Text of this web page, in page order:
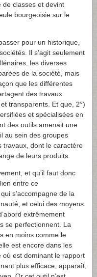
de classes et devint
bourgeoisie sur le
pour un historique,
Il s’agit seulement
les diverses
de la société, mais
que les différentes
des travaux
transparents. Et que, 2°)
et spécialisées en
des outils amenait une
au sein des groupes
travaux, dont le caractère
de leurs produits.
et qu’il faut donc
entre ce
s’accompagne de la
et celui des moyens
extrêmement
se perfectionnent. La
en moins comme le
est encore dans les
où est dominant le rapport
plus efficace, apparaît,